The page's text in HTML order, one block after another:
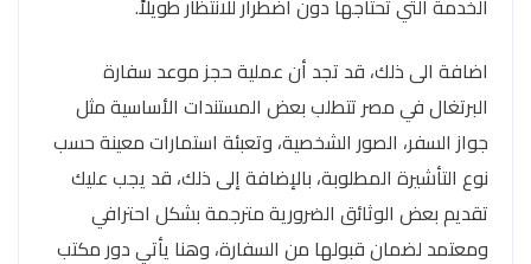
اضافة الى ذلك، قد تجد أن عملية حجز موعد سفارة
البرتغال في مصر تتطلب بعض المستندات الأساسية مثل
جواز السفر، الصور الشخصية، وتعبئة استمارات معينة حسب
نوع التأشيرة المطلوبة، بالإضافة إلى ذلك، قد يجب عليك
تقديم بعض الوثائق الضرورية مترجمة بشكل احترافي
ومعتمد لضمان قبولها من السفارة، وهنا يأتي دور مكتب